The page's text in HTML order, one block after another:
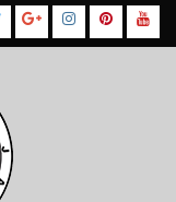
Google
Plus
Instagram
Pinterest